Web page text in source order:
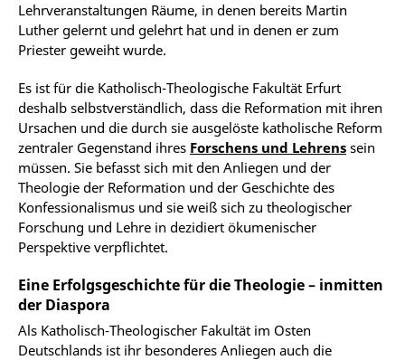
Lehrveranstaltungen Räume, in denen bereits Martin
Luther gelernt und gelehrt hat und in denen er zum
Priester geweiht wurde.
Es ist für die Katholisch-Theologische Fakultät Erfurt
deshalb selbstverständlich, dass die Reformation mit ihren
Ursachen und die durch sie ausgelöste katholische Reform
zentraler Gegenstand ihres Forschens und Lehrens sein
müssen. Sie befasst sich mit den Anliegen und der
Theologie der Reformation und der Geschichte des
Konfessionalismus und sie weiß sich zu theologischer
Forschung und Lehre in dezidiert ökumenischer
Perspektive verpflichtet.
Eine Erfolgsgeschichte für die Theologie – inmitten
der Diaspora
Als Katholisch-Theologischer Fakultät im Osten
Deutschlands ist ihr besonderes Anliegen auch die